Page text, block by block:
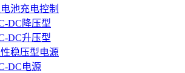
池充电控制
DC降压型
DC升压型
稳压型电源
DC电源